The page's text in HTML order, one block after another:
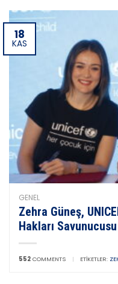
18
KAS
GENEL
Zehra Güneş,
Hakları
552 COMMENTS | ETIKETLER: